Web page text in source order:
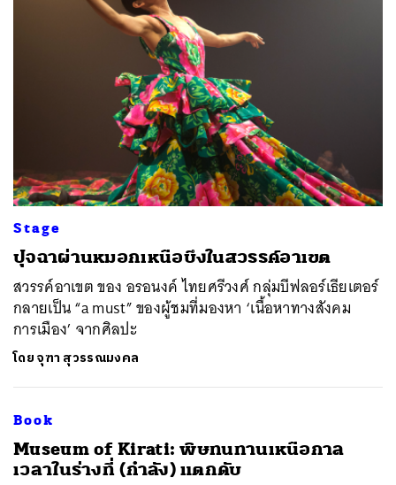
Stage
ปุจฉาผ่านหมอกเหนือบึงในสวรรค์อาเขต​
สวรรค์อาเขต ของ อรอนงค์ ไทยศรีวงศ์ กลุ่มบีฟลอร์เธียเตอร์
กลายเป็น “a must” ของผู้ชมที่มองหา ‘เนื้อหาทางสังคม
การเมือง’ จากศิลปะ
โดยจุฑา สุวรรณมงคล
Book
​Museum of Kirati: พิษทนทานเหนือกาล
เวลาในร่างที่ (กำลัง) แตกดับ
ค้นหา
SHARE TWEET LINE EMAIL